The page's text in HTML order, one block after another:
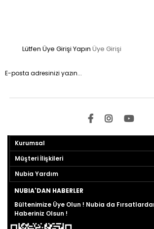
Lütfen Üye Girişi Yapın Üye Girişi
Kurumsal
Müşteri İlişkileri
Nubia Yardım
NUBIA'DAN HABERLER
Bültenimize Üye Olun ! Nubia da
Haberiniz Olsun !